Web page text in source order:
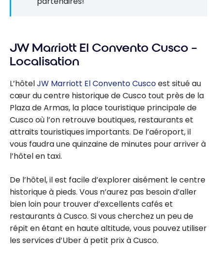
JW Marriott El Convento Cusco –
Localisation
L’hôtelJW Marriott El Convento Cuscoest situé au
cœur du centre historique de Cusco tout près de la
Plaza de Armas, la place touristique principale de
Cusco où l’on retrouve boutiques, restaurants et
attraits touristiques importants. De l’aéroport, il
vous faudra une quinzaine de minutes pour arriver à
l’hôtel en taxi.
De l’hôtel, il est facile d’explorer aisément le centre
historique à pieds. Vous n’aurez pas besoin d’aller
bien loin pour trouver d’excellents cafés et
restaurants à Cusco. Si vous cherchez un peu de
répit en étant en haute altitude, vous pouvez utiliser
les services d’Uber à petit prix à Cusco.